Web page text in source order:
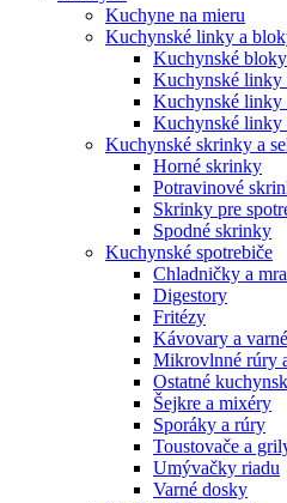
Kuchyne na mieru
Kuchynské linky a
Kuchynské bloky
Kuchynské linky
Kuchynské linky
Kuchynské linky
Kuchynské skrinky a
Horné skrinky
Potravinové
Skrinky pre
Spodné skrinky
Kuchynské spotrebiče
Chladničky a
Digestory
Fritézy
Kávovary a
Mikrovlnné rúry
Ostatné
Šejkre a mixéry
Sporáky a rúry
Toustovače a
Umývačky riadu
Varné dosky